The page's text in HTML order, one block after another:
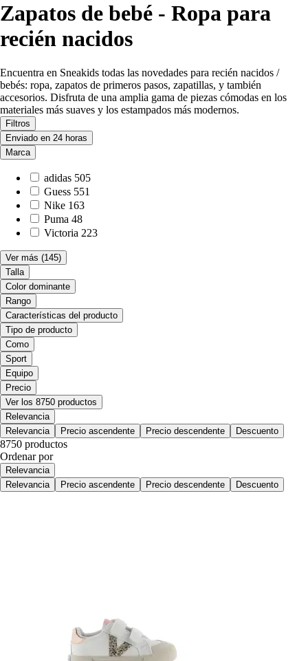
Zapatos de bebé - Ropa para
recién nacidos
Encuentra en Sneakids todas las novedades para recién nacidos /
bebés: ropa, zapatos de primeros pasos, zapatillas, y también
accesorios. Disfruta de una amplia gama de piezas cómodas en los
materiales más suaves y los estampados más modernos.
Filtros
Enviado en 24 horas
Marca
adidas 505
Guess 551
Nike 163
Puma 48
Victoria 223
Ver más (145)
Talla
Color dominante
Rango
Características del producto
Tipo de producto
Como
Sport
Equipo
Precio
Ver los 8750 productos
Relevancia
Relevancia
Precio ascendente Precio descendente Descuento
8750 productos
Ordenar por
Relevancia
Relevancia
Precio ascendente Precio descendente Descuento